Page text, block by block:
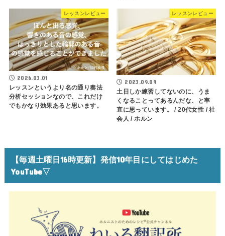
レッスンレビュー
2026.03.01
レッスンというより名の通り奏法
分析セッションなので、これだけ
でもかなり効果あると思います。
レッスンレビュー
2023.09.09
土日しか練習してないのに、うま
くなることってあるんだな、と率
直に思っています。 / 20代女性 / 社
会人 / ホルン
【毎週土曜日16時更新】発信10年目にしてはじめた
YouTube▽